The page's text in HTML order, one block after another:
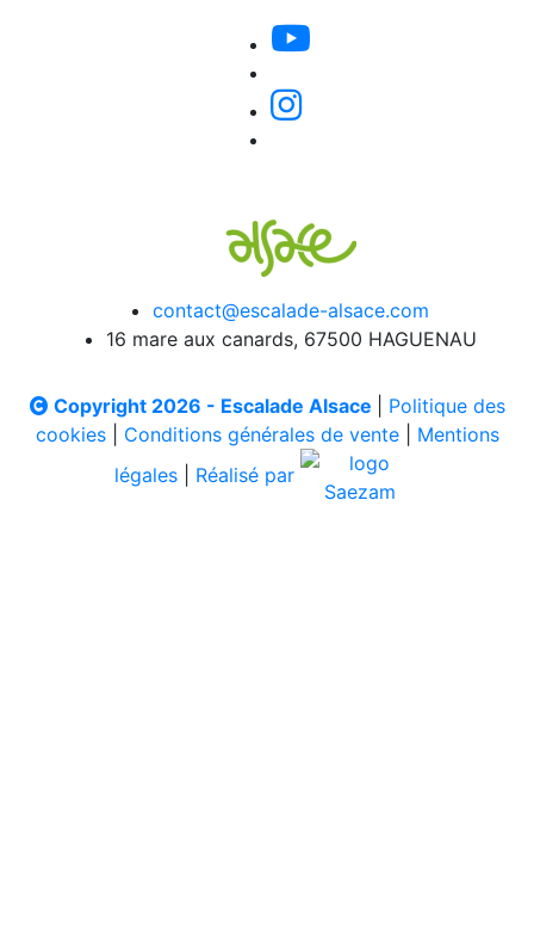
contact@escalade-alsace.com
16 mare aux canards, 67500 HAGUENAU
Copyright 2026 - Escalade Alsace
Politique des
cookies| Conditions générales de vente| Mentions
légales
Réalisé par